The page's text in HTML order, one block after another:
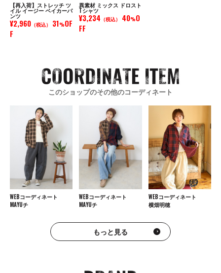
【再入荷】ストレッチ ツ
イル イージー ベイカーパ
ンツ
¥2,960 （税込） 31%OF
F
異素材 ミックス ドロスト
Tシャツ
¥3,234 （税込） 40%O
FF
このショップのその他のコーディネート
WEBコーディネート
MAYUチ
WEBコーディネート
MAYUチ
WEBコーディネート
横畑明穂
もっと見る